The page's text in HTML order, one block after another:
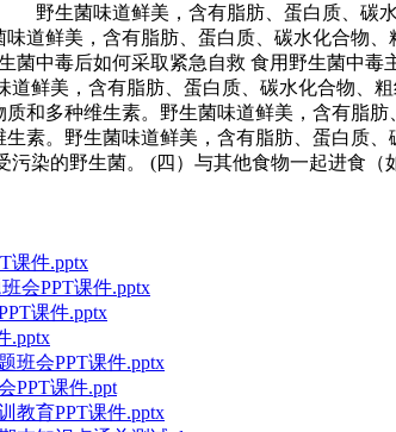
生菌味道鲜美，含有脂肪、蛋白质、碳水
道鲜美，含有脂肪、蛋白质、碳水化合物
菌中毒后如何采取紧急自救 食用野生菌中
道鲜美，含有脂肪、蛋白质、碳水化合物、
和多种维生素。野生菌味道鲜美，含有脂
素。野生菌味道鲜美，含有脂肪、蛋白质
污染的野生菌。 (四）与其他食物一起进食
课件.pptx
会PPT课件.pptx
课件.pptx
.pptx
班会PPT课件.pptx
PPT课件.ppt
教育PPT课件.pptx